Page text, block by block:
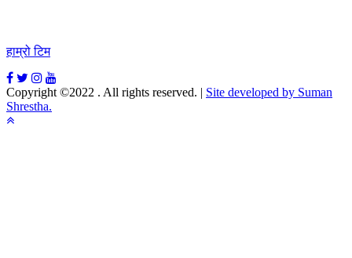
हाम्रो टिम
Copyright ©2022 . All rights reserved. | Site developed by Suman
Shrestha.